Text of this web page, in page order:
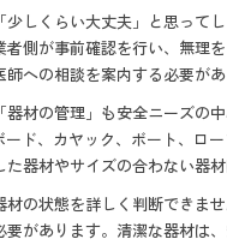
少しくらい大丈夫」と思って
者側が事前確認を行い、無理
師への相談を案内する必要があ
器材の管理」も安全ニーズの
ード、カヤック、ボート、ロ
た器材やサイズの合わない器
材の状態を詳しく判断できま
要があります。清潔な器材は